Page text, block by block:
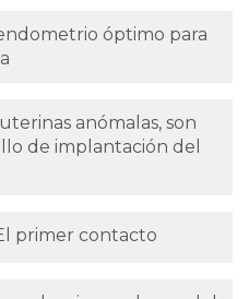
óptimo para
anómalas, son
de implantación del
primer contacto